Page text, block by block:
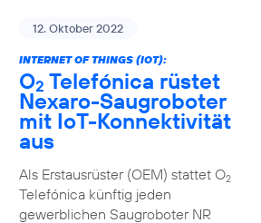
12. Oktober 2022
INTERNET OF THINGS (IOT):
O2 Telefónica rüstet
Nexaro-Saugroboter
mit IoT-Konnektivität
aus
Als Erstausrüster (OEM) stattet O2
Telefónica künftig jeden
gewerblichen Saugroboter NR